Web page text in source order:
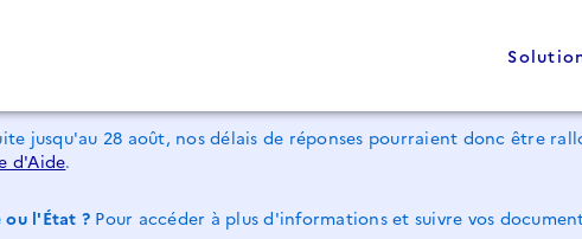
jusqu'au 28 août, nos délais de réponses pourraient donc être
d'Aide.
ou l'État ? Pour accéder à plus d'informations et suivre vos